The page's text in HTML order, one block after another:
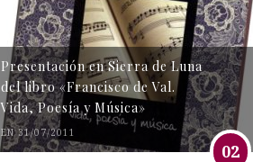
Presentación en Sierra de Luna
del libro «Francisco de Val.
Vida, Poesía y Música»
EN 31/07/2011
02